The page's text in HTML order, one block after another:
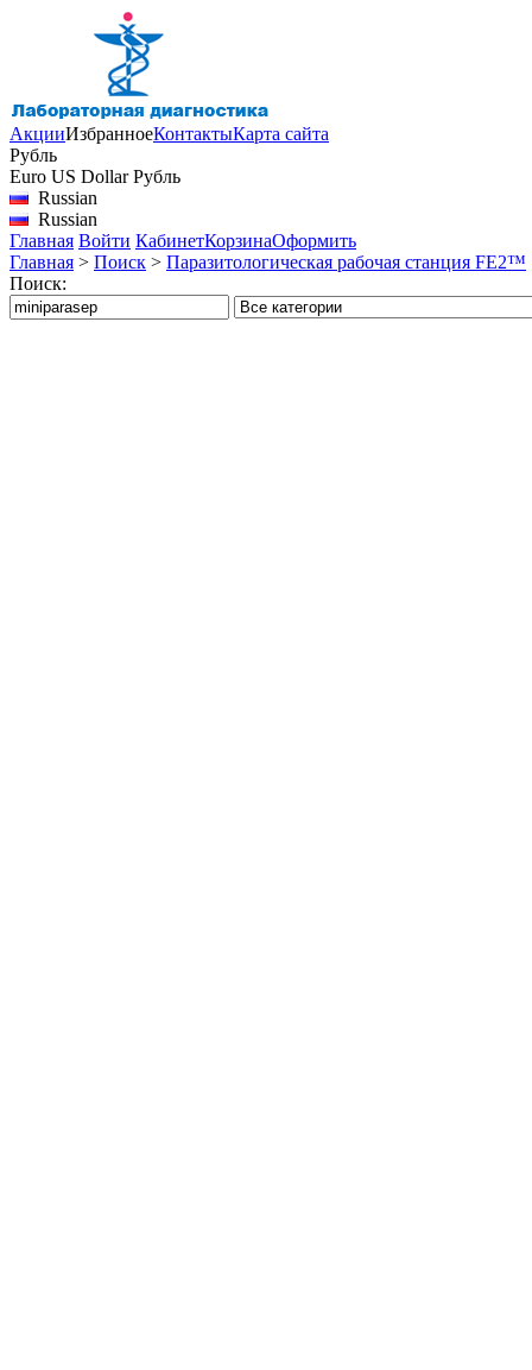
АкцииИзбранноеКонтактыКарта сайта
Рубль
Euro US Dollar Рубль
Russian
Russian
Главная Войти КабинетКорзинаОформить
Главная > Поиск > Паразитологическая рабочая станция FE2™
Поиск: